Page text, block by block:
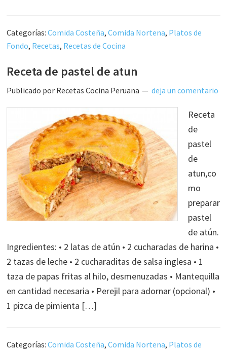
Categorías:Comida Costeña,Comida Nortena, Platos de
Fondo, Recetas, Recetas de Cocina
Receta de pastel de atun
Publicado por Recetas Cocina Peruana deja un comentario
Receta
de
pastel
de
atun,co
mo
preparar
pastel
de atún.
Ingredientes: • 2 latas de atún • 2 cucharadas de harina •
2 tazas de leche • 2 cucharaditas de salsa inglesa • 1
taza de papas fritas al hilo, desmenuzadas • Mantequilla
en cantidad necesaria • Perejil para adornar (opcional) •
1 pizca de pimienta […]
Categorías:Comida Costeña,Comida Nortena, Platos de